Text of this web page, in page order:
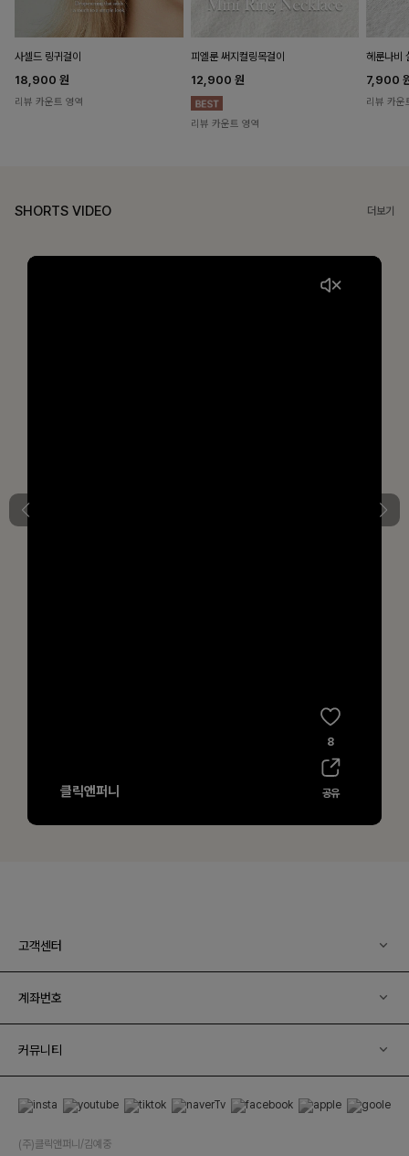
사셀드 링귀걸이
18,900 원
리뷰 카운트 영역
피엘룬 써지컬링목걸이
12,900 원
리뷰 카운트 영역
헤룬나비
7,900
리뷰 카운
SHORTS VIDEO 더보기
고객센터
계좌번호
커뮤니티
(주)클릭앤퍼니/김예중